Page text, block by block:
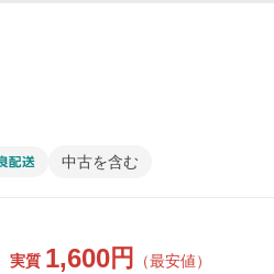
中古を含む
実質 1,600円 （最安値）